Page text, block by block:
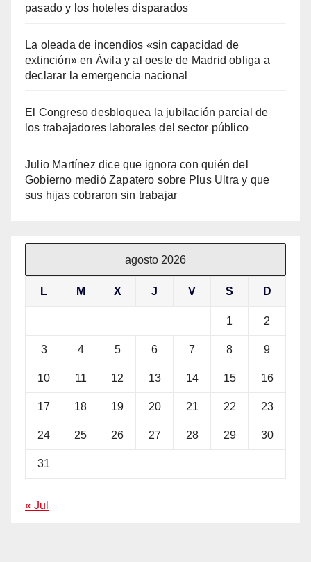
pasado y los hoteles disparados
La oleada de incendios «sin capacidad de
extinción» en Ávila y al oeste de Madrid obliga a
declarar la emergencia nacional
El Congreso desbloquea la jubilación parcial de
los trabajadores laborales del sector público
Julio Martínez dice que ignora con quién del
Gobierno medió Zapatero sobre Plus Ultra y que
sus hijas cobraron sin trabajar
agosto 2026
L M X J V S D
1 2
3 4 5 6 7 8 9
10 11 12 13 14 15 16
17 18 19 20 21 22 23
24 25 26 27 28 29 30
31
« Jul